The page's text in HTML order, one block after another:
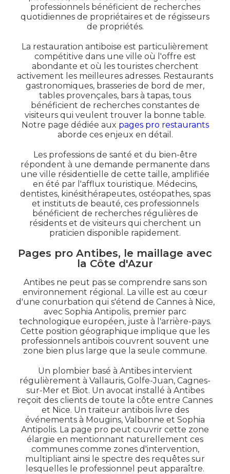
professionnels bénéficient de recherches
quotidiennes de propriétaires et de régisseurs
de propriétés.
La restauration antiboise est particulièrement
compétitive dans une ville où l'offre est
abondante et où les touristes cherchent
activement les meilleures adresses. Restaurants
gastronomiques, brasseries de bord de mer,
tables provençales, bars à tapas, tous
bénéficient de recherches constantes de
visiteurs qui veulent trouver la bonne table.
Notre page dédiée aux pages pro restaurants
aborde ces enjeux en détail.
Les professions de santé et du bien-être
répondent à une demande permanente dans
une ville résidentielle de cette taille, amplifiée
en été par l'afflux touristique. Médecins,
dentistes, kinésithérapeutes, ostéopathes, spas
et instituts de beauté, ces professionnels
bénéficient de recherches régulières de
résidents et de visiteurs qui cherchent un
praticien disponible rapidement.
Pages pro Antibes, le maillage avec
la Côte d'Azur
Antibes ne peut pas se comprendre sans son
environnement régional. La ville est au cœur
d'une conurbation qui s'étend de Cannes à Nice,
avec Sophia Antipolis, premier parc
technologique européen, juste à l'arrière-pays.
Cette position géographique implique que les
professionnels antibois couvrent souvent une
zone bien plus large que la seule commune.
Un plombier basé à Antibes intervient
régulièrement à Vallauris, Golfe-Juan, Cagnes-
sur-Mer et Biot. Un avocat installé à Antibes
reçoit des clients de toute la côte entre Cannes
et Nice. Un traiteur antibois livre des
événements à Mougins, Valbonne et Sophia
Antipolis. La page pro peut couvrir cette zone
élargie en mentionnant naturellement ces
communes comme zones d'intervention,
multipliant ainsi le spectre des requêtes sur
lesquelles le professionnel peut apparaître.